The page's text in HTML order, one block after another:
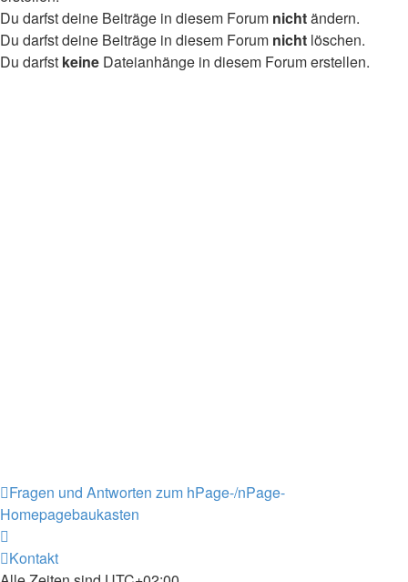
Du darfst deine Beiträge in diesem Forum nichtändern.
Du darfst deine Beiträge in diesem Forum nicht löschen.
Du darfst keine Dateianhänge in diesem Forum erstellen.
Fragen und Antworten zum hPage-/nPage-
Homepagebaukasten
Kontakt